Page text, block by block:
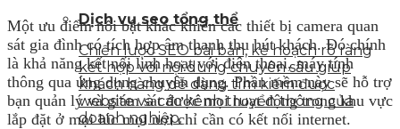
Dịch vụ seo tổng thể
Chiến lược SEO bài bản, kế hoạch rõ ràng
kết hợp với nội dung chuyên sâu giúp
khách hàng dễ dàng tìm kiếm được
website và các kênh truyền thông của
doanh nghiệp.
Một ưu điểm nổi bật khác khiến các thiết bị camera quan
sát gia đình có tích hợp âm thanh thu hút khách. Đó chính
là khả năng kết nối linh hoạt với điện thoại, máy tính
thông qua ứng dụng chuyên dụng. Phần mềm này sẽ hỗ trợ
bạn quản lý và giám sát được mọi hoạt động trong khu vực
lắp đặt ở mọi lúc mọi nơi chỉ cần có kết nối internet.